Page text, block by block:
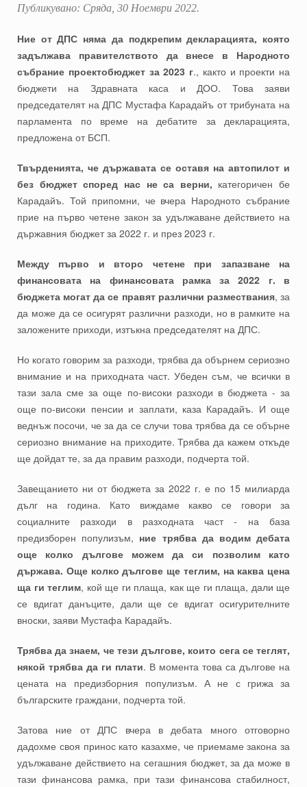
Публикувано: Сряда, 30 Ноември 2022.
Ние от ДПС няма да подкрепим декларацията, която
задължава правителството да внесе в Народното
събрание проектобюджет за 2023 г., както и проекти на
бюджети на Здравната каса и ДОО. Това заяви
председателят на ДПС Мустафа Карадайъ от трибуната на
парламента по време на дебатите за декларацията,
предложена от БСП.
Твърденията, че държавата се оставя на автопилот и
без бюджет според нас не са верни, категоричен бе
Карадайъ. Той припомни, че вчера Народното събрание
прие на първо четене закон за удължаване действието на
държавния бюджет за 2022 г. и през 2023 г.
Между първо и второ четене при запазване на
финансовата на финансовата рамка за 2022 г. в
бюджета могат да се правят различни размествания, за
да може да се осигурят различни разходи, но в рамките на
заложените приходи, изтъкна председателят на ДПС.
Но когато говорим за разходи, трябва да обърнем сериозно
внимание и на приходната част. Убеден съм, че всички в
тази зала сме за още по-високи разходи в бюджета - за
още по-високи пенсии и заплати, каза Карадайъ. И още
веднъж посочи, че за да се случи това трябва да се обърне
сериозно внимание на приходите. Трябва да кажем откъде
ще дойдат те, за да правим разходи, подчерта той.
Завещанието ни от бюджета за 2022 г. е по 15 милиарда
дълг на година. Като виждаме какво се говори за
социалните разходи в разходната част - на база
предизборен популизъм, ние трябва да водим дебата
още колко дългове можем да си позволим като
държава. Още колко дългове ще теглим, на каква цена
ща ги теглим, кой ще ги плаща, как ще ги плаща, дали ще
се вдигат данъците, дали ще се вдигат осигурителните
вноски, заяви Мустафа Карадайъ.
Трябва да знаем, че тези дългове, които сега се теглят,
някой трябва да ги плати. В момента това са дългове на
цената на предизборния популизъм. А не с грижа за
българските граждани, подчерта той.
Затова ние от ДПС вчера в дебата много отговорно
дадохме своя принос като казахме, че приемаме закона за
удължаване действието на сегашния бюджет, за да може в
тази финансова рамка, при тази финансова стабилност,